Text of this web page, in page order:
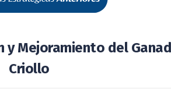
y Mejoramiento del
Criollo